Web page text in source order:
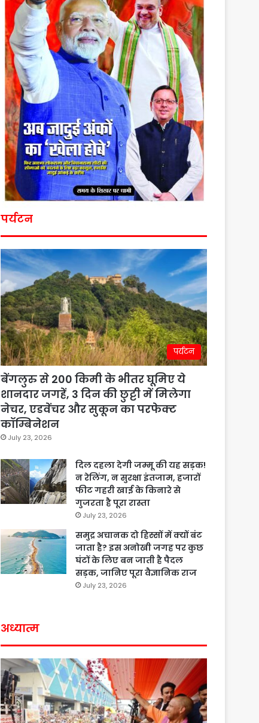
पर्यटन
पर्यटन
बेंगलुरु से 200 किमी के भीतर घूमिए ये
शानदार जगहें, 3 दिन की छुट्टी में मिलेगा
नेचर, एडवेंचर और सुकून का परफेक्ट
कॉम्बिनेशन
July 23, 2026
दिल दहला देगी जम्मू की यह सड़क!
न रेलिंग, न सुरक्षा इंतजाम, हजारों
फीट गहरी खाई के किनारे से
गुजरता है पूरा रास्ता
July 23, 2026
समुद्र अचानक दो हिस्सों में क्यों बंट
जाता है? इस अनोखी जगह पर कुछ
घंटों के लिए बन जाती है पैदल
सड़क, जानिए पूरा वैज्ञानिक राज
July 23, 2026
अध्यात्म